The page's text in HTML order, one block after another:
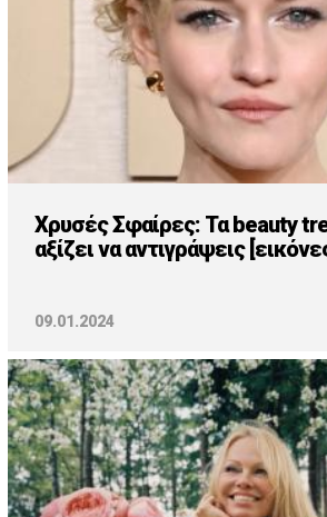
Χρυσές Σφαίρες: Τα beauty
αξίζει να αντιγράψεις
09.01.2024